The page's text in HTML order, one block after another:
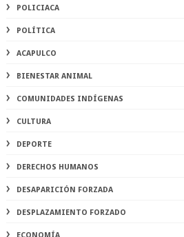
POLICIACA
POLÍTICA
ACAPULCO
BIENESTAR ANIMAL
COMUNIDADES INDÍGENAS
CULTURA
DEPORTE
DERECHOS HUMANOS
DESAPARICIÓN FORZADA
DESPLAZAMIENTO FORZADO